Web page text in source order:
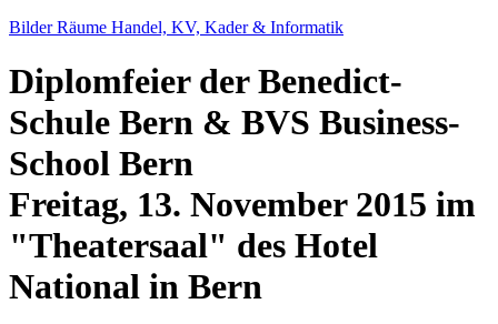
Bilder Räume Handel, KV, Kader & Informatik
Diplomfeier der Benedict-
Schule Bern & BVS Business-
School Bern
Freitag, 13. November 2015 im
"Theatersaal" des Hotel
National in Bern